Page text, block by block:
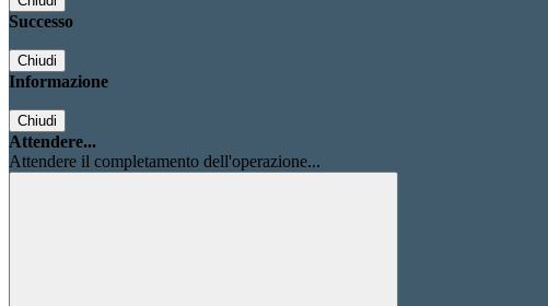
Successo
Chiudi
Informazione
Chiudi
Attendere...
Attendere il completamento dell'operazione...